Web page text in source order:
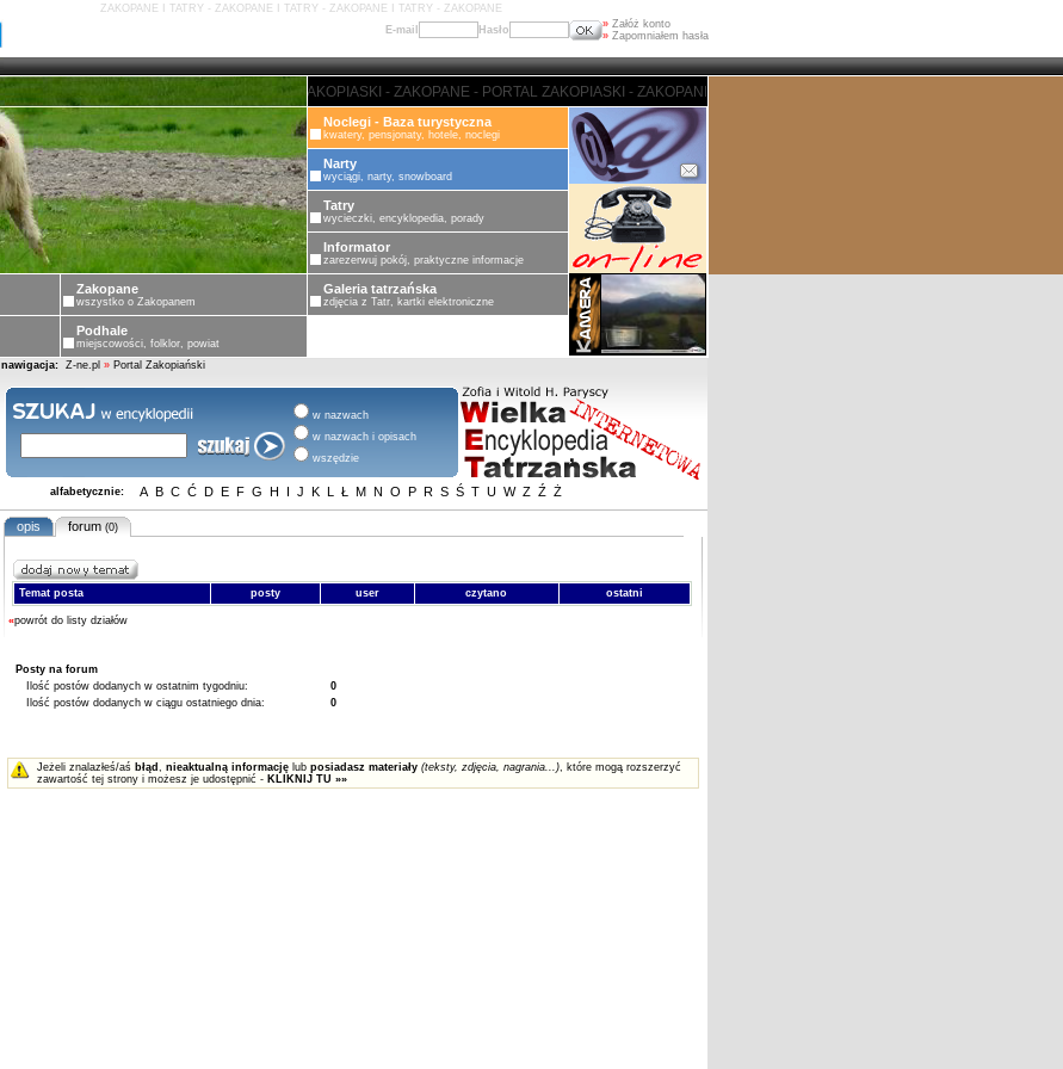
ZAKOPANE I TATRY - ZAKOPANE I TATRY - ZAKOPANE I TATRY - ZAKOPANE
E-mail
Hasło » Załóż konto
» Zapomniałem hasła
ZAKOPANE - PORTAL ZAKOPIASKI - ZAKOPANE - PORTAL ZAKOPIASKI - ZAKOPANE - PORTAL ZAKOPIASKI -
Noclegi - Baza turystyczna
kwatery, pensjonaty, hotele, noclegi
Narty
wyciągi, narty, snowboard
Tatry
wycieczki, encyklopedia, porady
Informator
zarezerwuj pokój, praktyczne informacje
Zakopane
wszystko o Zakopanem
Galeria tatrzańska
zdjęcia z Tatr, kartki elektroniczne
Podhale
miejscowości, folklor, powiat
nawigacja: Z-ne.pl » Portal Zakopiański
w nazwach
w nazwach i opisach
wszędzie
alfabetycznie: A B C Ć D E F G H I J K L Ł M N O P R S Ś T U W Z Ź Ż
opis forum (0)
Temat posta posty user czytano ostatni
«powrót do listy działów
Posty na forum
Ilość postów dodanych w ostatnim tygodniu:
0
Ilość postów dodanych w ciągu ostatniego dnia:
0
Jeżeli znalazłeś/aś błąd , nieaktualną informacjęlub posiadasz materiały (teksty, zdjęcia, nagrania...), które mogą rozszerzyć
zawartość tej strony i możesz je udostępnić - KLIKNIJ TU »»